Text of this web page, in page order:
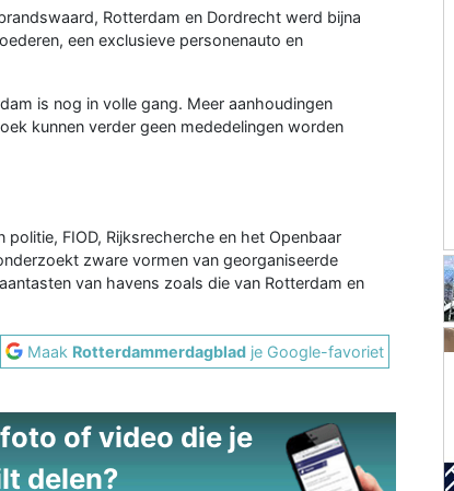
Rotterdam en Dordrecht werd bijna
een exclusieve personenauto en
is nog in volle gang. Meer aanhoudingen
kunnen verder geen mededelingen worden
FIOD, Rijksrecherche en het Openbaar
zware vormen van georganiseerde
van havens zoals die van Rotterdam en
Maak Rotterdammerdagblad je Google-favoriet
of video die je
delen?